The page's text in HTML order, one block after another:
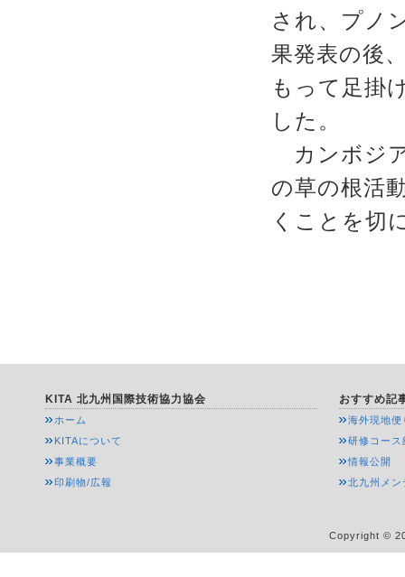
され、プノ
果発表の後
もって足掛
した。
カンボジ
の草の根活
くことを切
KITA 北九州国際技術協力協会
ホーム
KITAについて
事業概要
印刷物/広報
おすすめ記
海外現地便
研修コース
情報公開
北九州メン
Copyright ©